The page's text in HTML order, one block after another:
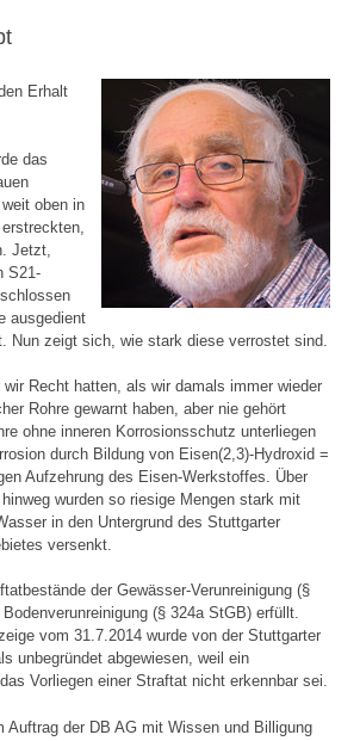
Erhalt
das
oben in
Jetzt,
S21-
ausgedient
Nun zeigt sich, wie stark diese verrostet sind.
wir Recht hatten, als wir damals immer wieder
Rohre gewarnt haben, aber nie gehört
ohne inneren Korrosionsschutz unterliegen
durch Bildung von Eisen(2,3)-Hydroxid =
Aufzehrung des Eisen-Werkstoffes. Über
wurden so riesige Mengen stark mit
in den Untergrund des Stuttgarter
versenkt.
der Gewässer-Verunreinigung (§
(§ 324a StGB) erfüllt.
vom 31.7.2014 wurde von der Stuttgarter
unbegründet abgewiesen, weil ein
Vorliegen einer Straftat nicht erkennbar sei.
Auftrag der DB AG mit Wissen und Billigung